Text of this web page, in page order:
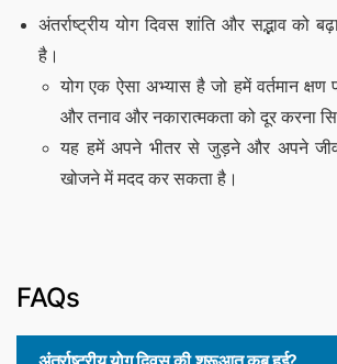
अंतर्राष्ट्रीय योग दिवस शांति और सद्भाव को
है।
योग एक ऐसा अभ्यास है जो हमें वर्तमान क्षण
और तनाव और नकारात्मकता को दूर करना
यह हमें अपने भीतर से जुड़ने और अपने
खोजने में मदद कर सकता है।
FAQs